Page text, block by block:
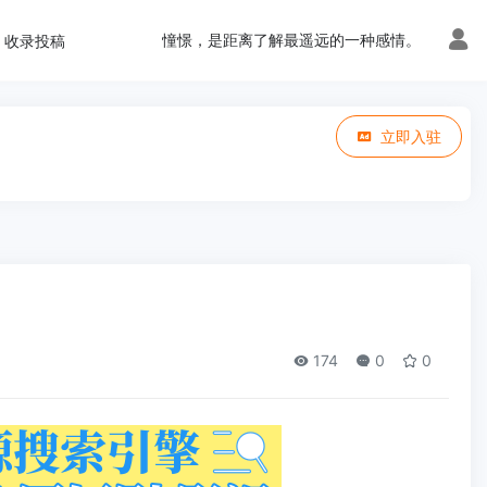
收录投稿 憧憬，是距离了解最遥远的一种感情。
立即入驻
174 0 0